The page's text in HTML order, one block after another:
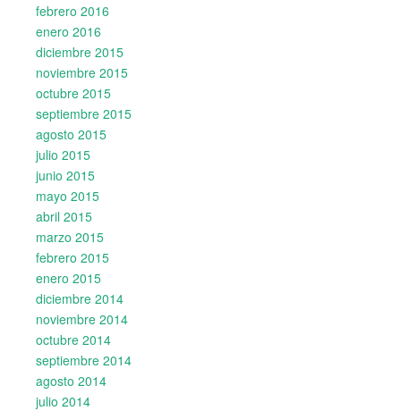
febrero 2016
enero 2016
diciembre 2015
noviembre 2015
octubre 2015
septiembre 2015
agosto 2015
julio 2015
junio 2015
mayo 2015
abril 2015
marzo 2015
febrero 2015
enero 2015
diciembre 2014
noviembre 2014
octubre 2014
septiembre 2014
agosto 2014
julio 2014